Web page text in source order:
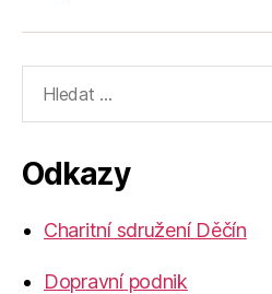
vyhledávání:
Odkazy
Charitní sdružení Děčín
Dopravní podnik